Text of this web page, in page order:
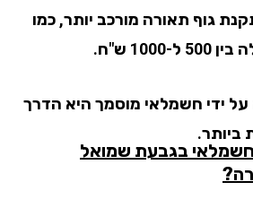
גוף תאורה מורכב יותר, כמו
חשמלאי מוסמך היא הדרך
בגבעת שמואל